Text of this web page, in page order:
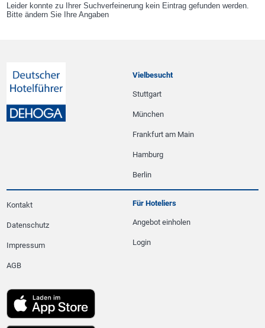
Leider konnte zu Ihrer Suchverfeinerung kein Eintrag gefunden werden.
Bitte ändern Sie Ihre Angaben
Vielbesucht
Stuttgart
München
Frankfurt am Main
Hamburg
Berlin
Kontakt
Datenschutz
Impressum
AGB
Für Hoteliers
Angebot einholen
Login